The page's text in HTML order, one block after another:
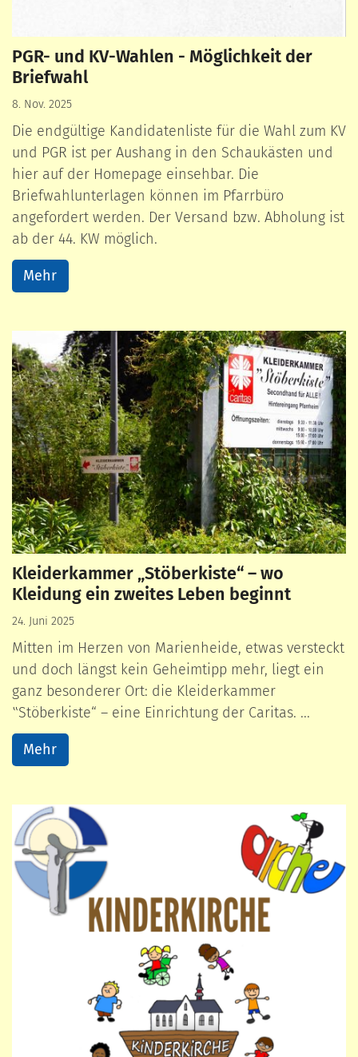
PGR- und KV-Wahlen - Möglichkeit der
Briefwahl
8. Nov. 2025
Die endgültige Kandidatenliste für die Wahl zum KV
und PGR ist per Aushang in den Schaukästen und
hier auf der Homepage einsehbar. Die
Briefwahlunterlagen können im Pfarrbüro
angefordert werden. Der Versand bzw. Abholung ist
ab der 44. KW möglich.
Mehr
Kleiderkammer „Stöberkiste“ – wo
Kleidung ein zweites Leben beginnt
24. Juni 2025
Mitten im Herzen von Marienheide, etwas versteckt
und doch längst kein Geheimtipp mehr, liegt ein
ganz besonderer Ort: die Kleiderkammer
‟Stöberkiste“ – eine Einrichtung der Caritas. ...
Mehr